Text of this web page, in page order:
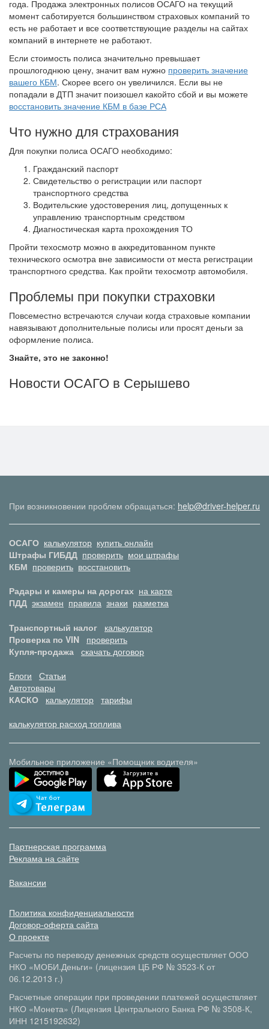
года. Продажа электронных полисов ОСАГО на текущий
момент саботируется большинством страховых компаний то
есть не работает и все соответствующие разделы на сайтах
компаний в интернете не работают.
Если стоимость полиса значительно превышает
прошлогоднюю цену, значит вам нужно проверить значение
вашего КБМ. Скорее всего он увеличился. Если вы не
попадали в ДТП значит поизошел какойто сбой и вы можете
восстановить значение КБМ в базе РСА
Что нужно для страхования
Для покупки полиса ОСАГО необходимо:
Гражданский паспорт
Свидетельство о регистрации или паспорт
транспортного средства
Водительские удостоверения лиц, допущенных к
управлению транспортным средством
Диагностическая карта прохождения ТО
Пройти техосмотр можно в аккредитованном пункте
технического осмотра вне зависимости от места регистрации
транспортного средства. Как пройти техосмотр автомобиля.
Проблемы при покупки страховки
Повсеместно встречаются случаи когда страховые компании
навязывают дополнительные полисы или просят деньги за
оформление полиса.
Знайте, это не законно!
Новости ОСАГО в Серышево
При возникновении проблем обращаться: help@driver-helper.ru
ОСАГО калькулятор купить онлайн
Штрафы ГИБДД проверить мои штрафы
КБМ проверить восстановить
Радары и камеры на дорогах на карте
ПДД экзамен правила знаки разметка
Транспортный налог
калькулятор
Проверка по VIN
проверить
Купля-продажа скачать договор
Блоги
Статьи
Автотовары
КАСКО
калькулятор тарифы
калькулятор расход топлива
Мобильное приложение «Помощник водителя»
Партнерская программа
Реклама на сайте
Вакансии
Политика конфиденциальности
Договор-оферта сайта
О проекте
Расчеты по переводу денежных средств осуществляет ООО
НКО «МОБИ.Деньги» (лицензия ЦБ РФ № 3523-К от
06.12.2013 г.)
Расчетные операции при проведении платежей осуществляет
НКО «Монета» (Лицензия Центрального Банка РФ № 3508-К,
ИНН 1215192632)